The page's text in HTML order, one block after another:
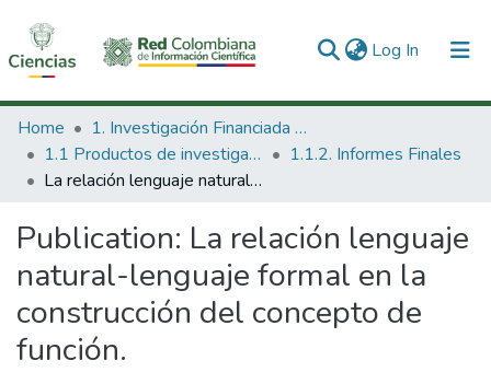
Log In (current)
Communities & Collections
All of DSpace
Home
1. Investigación Financiada con Recursos Públicos
1.1 Productos de investigación
1.1.2. Informes Finales
La relación lenguaje natural-lenguaje formal en la construcción del concepto de función.
Publication: La relación lenguaje
natural-lenguaje formal en la
construcción del concepto de
función.